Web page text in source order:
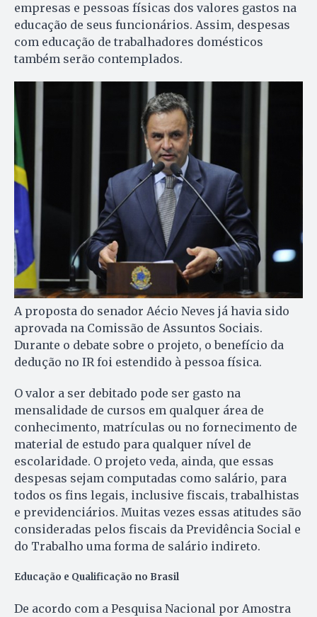
empresas e pessoas físicas dos valores gastos na
educação de seus funcionários. Assim, despesas
com educação de trabalhadores domésticos
também serão contemplados.
A proposta do senador Aécio Neves já havia sido
aprovada na Comissão de Assuntos Sociais.
Durante o debate sobre o projeto, o benefício da
dedução no IR foi estendido à pessoa física.
O valor a ser debitado pode ser gasto na
mensalidade de cursos em qualquer área de
conhecimento, matrículas ou no fornecimento de
material de estudo para qualquer nível de
escolaridade. O projeto veda, ainda, que essas
despesas sejam computadas como salário, para
todos os fins legais, inclusive fiscais, trabalhistas
e previdenciários. Muitas vezes essas atitudes são
consideradas pelos fiscais da Previdência Social e
do Trabalho uma forma de salário indireto.
Educação e Qualificação no Brasil
De acordo com a Pesquisa Nacional por Amostra